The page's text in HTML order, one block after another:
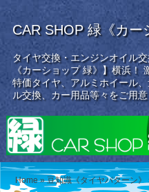
CAR SHOP 緑《カー
タイヤ交換・エンジンオイル
《カーショップ 緑》】横浜！
特価タイヤ、アルミホイール
ル交換、カー用品等々をご用意
Home »豆知識《タイヤパターン》